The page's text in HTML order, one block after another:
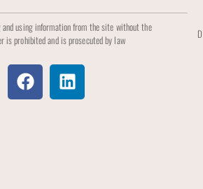
using information from the site without the
is prohibited and is prosecuted by law